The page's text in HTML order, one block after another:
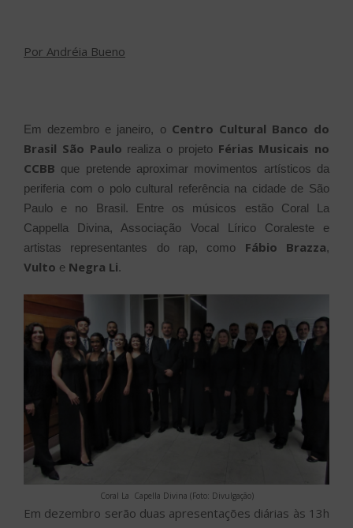
Por Andréia Bueno
Em dezembro e janeiro, o Centro Cultural Banco do
Brasil São Paulo realiza o projeto Férias Musicais no
CCBB que pretende aproximar movimentos artísticos da
periferia com o polo cultural referência na cidade de São
Paulo e no Brasil. Entre os músicos estão Coral La
Cappella Divina, Associação Vocal Lírico Coraleste e
artistas representantes do rap, como Fábio Brazza,
Vulto e Negra Li.
Coral La Capella Divina (Foto: Divulgação)
Em dezembro serão duas apresentações diárias às 13h